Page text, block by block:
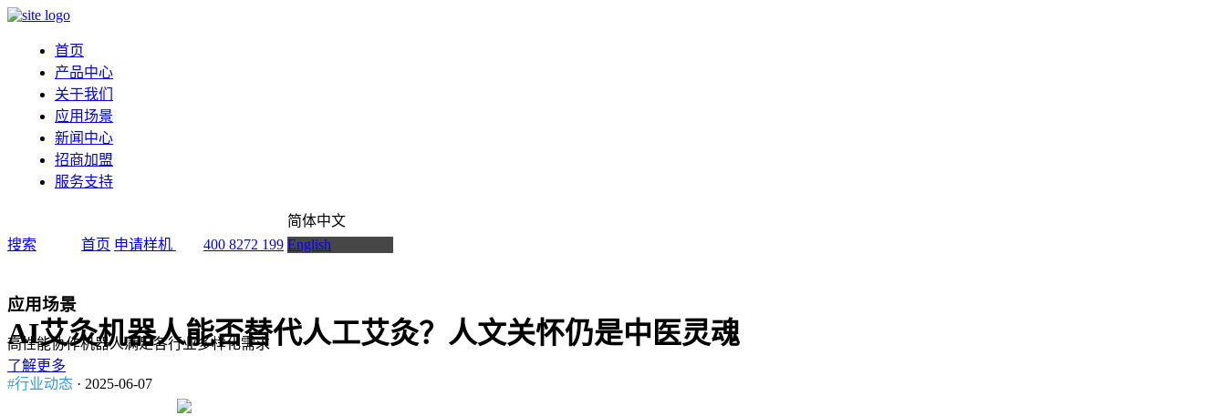
首页
产品中心
关于我们
应用场景
新闻中心
招商加盟
服务支持
搜索 首页 申请样机 400 8272 199
简体中文
English
应用场景
高性能协作机器人满足各行业多样化需求
了解更多
AI艾灸机器人能否替代人工艾灸？人文关怀仍是中医灵魂
#行业动态 · 2025-06-07